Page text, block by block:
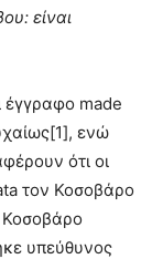
είναι
έγγραφο made
ενώ
ότι οι
τον Κοσοβάρο
Κοσοβάρο
υπεύθυνος